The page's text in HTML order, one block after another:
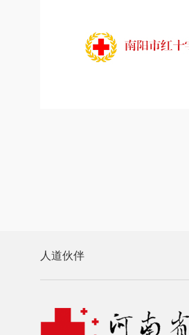
人道伙伴